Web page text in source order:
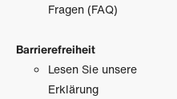
Fragen (FAQ)
Barrierefreiheit
Lesen Sie unsere
Erklärung